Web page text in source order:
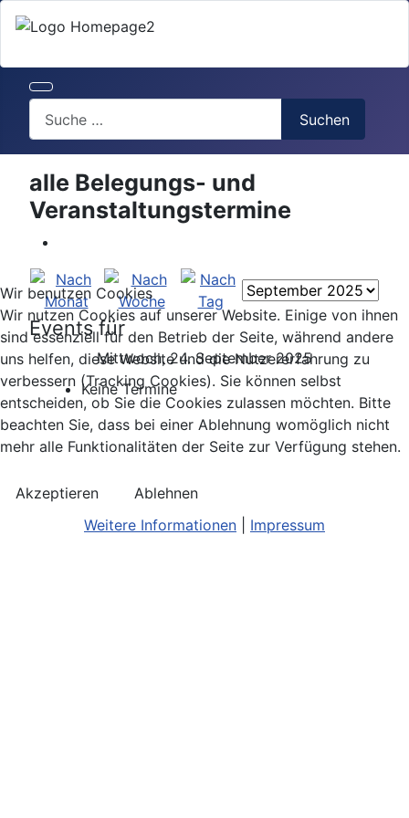
Suchen
alle Belegungs- und
Veranstaltungstermine
Events für
Mittwoch, 24. September 2025
Keine Termine
Wir benutzen Cookies
Wir nutzen Cookies auf unserer Website. Einige von ihnen
sind essenziell für den Betrieb der Seite, während andere
uns helfen, diese Website und die Nutzererfahrung zu
verbessern (Tracking Cookies). Sie können selbst
entscheiden, ob Sie die Cookies zulassen möchten. Bitte
beachten Sie, dass bei einer Ablehnung womöglich nicht
mehr alle Funktionalitäten der Seite zur Verfügung stehen.
Akzeptieren
Ablehnen
Weitere Informationen
Impressum